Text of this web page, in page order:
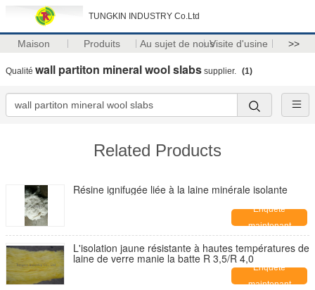
TUNGKIN INDUSTRY Co.Ltd
Maison Produits Au sujet de nousVisite d'usine >>
Qualité wall partiton mineral wool slabs supplier. (1)
Related Products
Résine ignifugée liée à la laine minérale isolante
Enquête
maintenant
L'isolation jaune résistante à hautes températures de
laine de verre manie la batte R 3,5/R 4,0
Enquête
maintenant